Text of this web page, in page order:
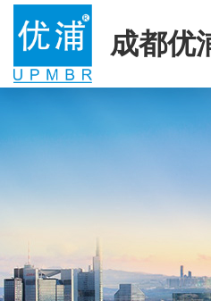
成都优
司